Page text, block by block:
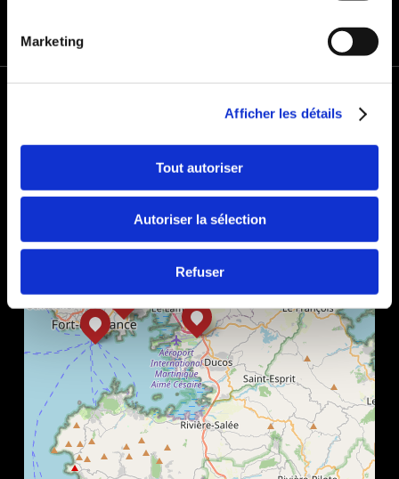
Marketing
Afficher les détails
Tout autoriser
Autoriser la sélection
Refuser